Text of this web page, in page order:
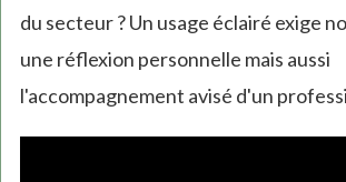
du secteur ? Un usage éclairé exige
une réflexion personnelle mais aussi
l'accompagnement avisé d'un